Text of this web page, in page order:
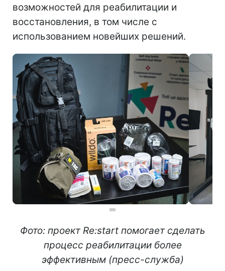
возможностей для реабилитации и
восстановления, в том числе с
использованием новейших решений.
Фото: проект Re:start помогает сделать
процесс реабилитации более
эффективным (пресс-служба)